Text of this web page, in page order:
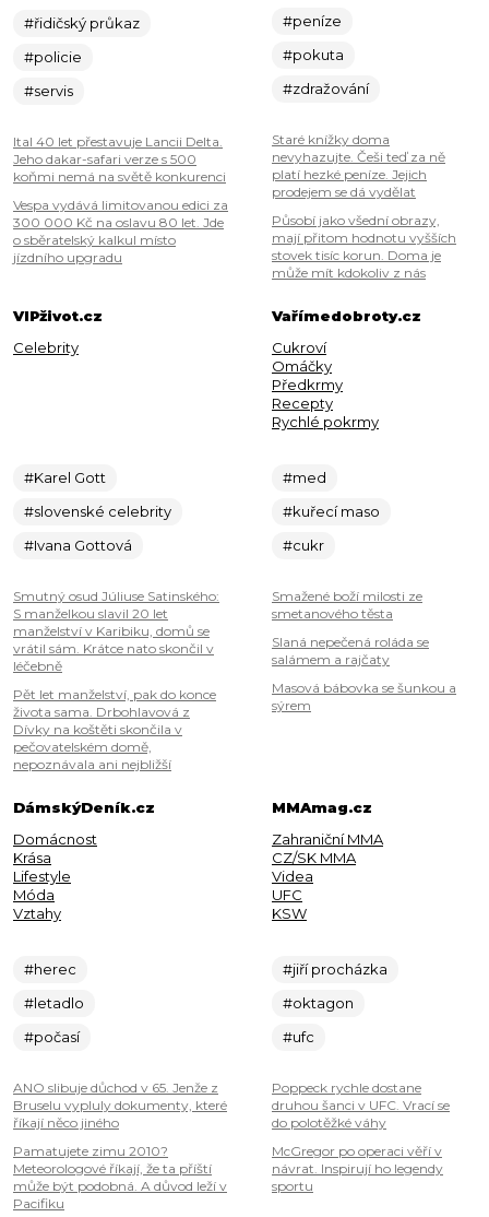
#řidičský průkaz
#policie
#servis
Ital 40 let přestavuje Lancii Delta.
Jeho dakar-safari verze s 500
koňmi nemá na světě konkurenci
Vespa vydává limitovanou edici za
300 000 Kč na oslavu 80 let. Jde
o sběratelský kalkul místo
jízdního upgradu
#peníze
#pokuta
#zdražování
Staré knížky doma
nevyhazujte. Češi teď za ně
platí hezké peníze. Jejich
prodejem se dá vydělat
Působí jako všední obrazy,
mají přitom hodnotu vyšších
stovek tisíc korun. Doma je
může mít kdokoliv z nás
VIPživot.cz
Celebrity
#Karel Gott
#slovenské celebrity
#Ivana Gottová
Smutný osud Júliuse Satinského:
S manželkou slavil 20 let
manželství v Karibiku, domů se
vrátil sám. Krátce nato skončil v
léčebně
Pět let manželství, pak do konce
života sama. Drbohlavová z
Dívky na koštěti skončila v
pečovatelském domě,
nepoznávala ani nejbližší
Vařímedobroty.cz
Cukroví
Omáčky
Předkrmy
Recepty
Rychlé pokrmy
#med
#kuřecí maso
#cukr
Smažené boží milosti ze
smetanového těsta
Slaná nepečená roláda se
salámem a rajčaty
Masová bábovka se šunkou a
sýrem
DámskýDeník.cz
Domácnost
Krása
Lifestyle
Móda
Vztahy
#herec
#letadlo
#počasí
ANO slibuje důchod v 65. Jenže z
Bruselu vypluly dokumenty, které
říkají něco jiného
Pamatujete zimu 2010?
Meteorologové říkají, že ta příští
může být podobná. A důvod leží v
Pacifiku
MMAmag.cz
Zahraniční MMA
CZ/SK MMA
Videa
UFC
KSW
#jiří procházka
#oktagon
#ufc
Poppeck rychle dostane
druhou šanci v UFC. Vrací se
do polotěžké váhy
McGregor po operaci věří v
návrat. Inspirují ho legendy
sportu